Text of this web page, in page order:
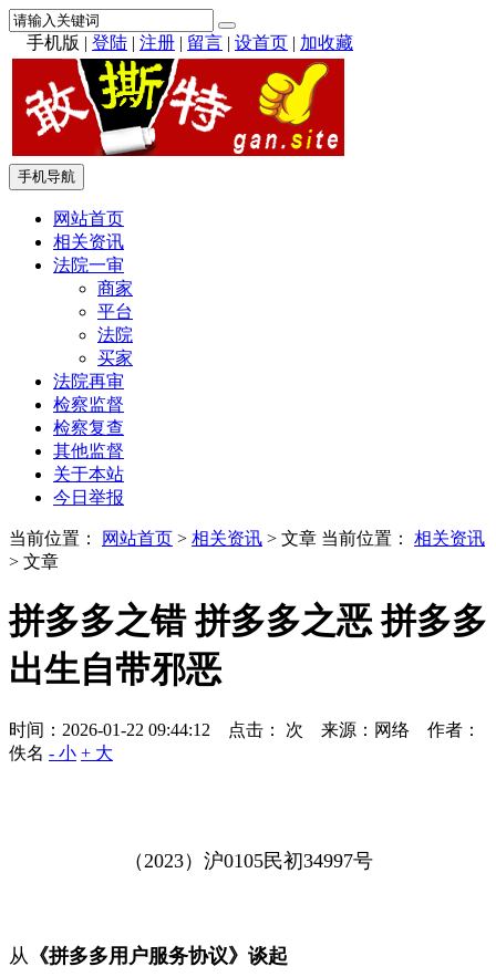
手机版 | 登陆 | 注册 | 留言 | 设首页 | 加收藏
手机导航
网站首页
相关资讯
法院一审
商家
平台
法院
买家
法院再审
检察监督
检察复查
其他监督
关于本站
今日举报
当前位置： 网站首页 > 相关资讯 > 文章 当前位置： 相关资讯
> 文章
拼多多之错 拼多多之恶 拼多多
出生自带邪恶
时间：2026-01-22 09:44:12 点击： 次 来源：网络 作者：
佚名 - 小 + 大
（ 2023）沪0105民初34997号
从 《拼多多用户服务协议》谈起